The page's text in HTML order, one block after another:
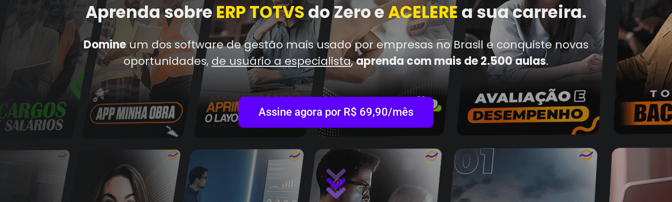
Aprenda sobreERP TOTVSdo Zero eACELERE a sua carreira.
Domineum dos software de gestão mais usado por empresas no Brasil e conquiste novas
oportunidades,de usuário a especialista,aprenda com mais de 2.500 aulas.
Assine agora por R$ 69,90/mês